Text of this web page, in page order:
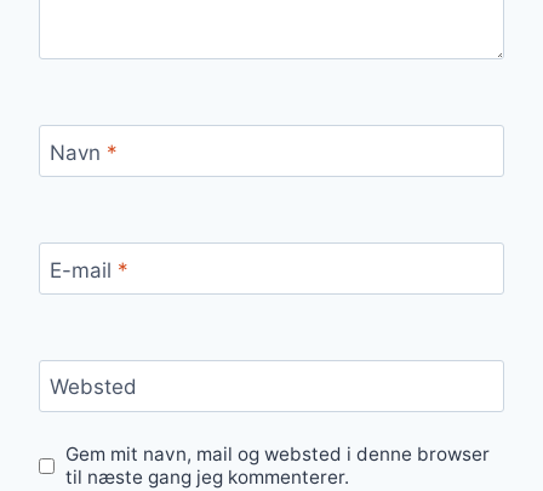
Navn *
E-mail *
Websted
Gem mit navn, mail og websted i denne browser
til næste gang jeg kommenterer.